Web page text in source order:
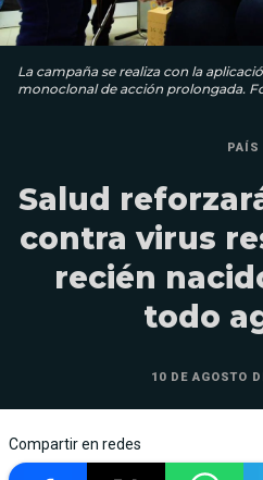
La campaña se realiza con la
monoclonal de acción prolongada.
PAÍS
Salud
contra virus
recién
todo
10 DE AGOSTO
Compartir en redes